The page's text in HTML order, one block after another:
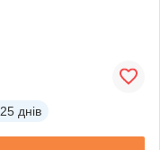
25 днів